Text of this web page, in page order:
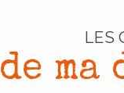
LES
de